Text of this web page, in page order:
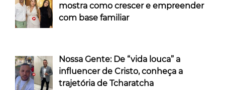
mostra como crescer e empreender
com base familiar
Nossa Gente: De “vida louca” a
influencer de Cristo, conheça a
trajetória de Tcharatcha